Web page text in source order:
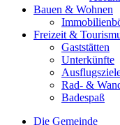
Bauen & Wohnen
Freizeit &
Gaststätten
Unterkünfte
Rad- &
Badespaß
Die Gemeinde